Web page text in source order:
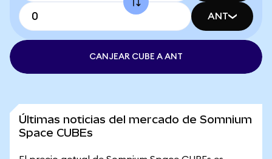
ANT
CANJEAR CUBE A ANT
Últimas noticias del mercado de Somnium
Space CUBEs